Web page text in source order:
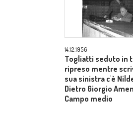
14.12.1956
Togliatti seduto in
ripreso mentre
sua sinistra c'è
Dietro Giorgio
Campo medio